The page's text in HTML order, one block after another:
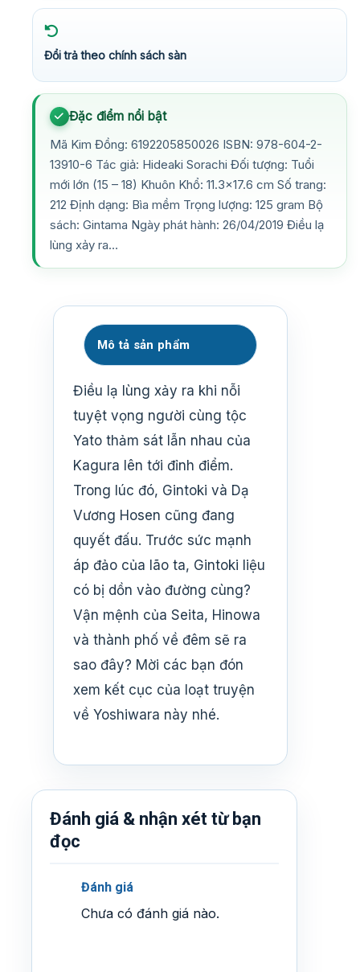
Đổi trả theo chính sách sàn
Đặc điểm nổi bật
Mã Kim Đồng: 6192205850026 ISBN: 978-604-2-
13910-6 Tác giả: Hideaki Sorachi Đối tượng: Tuổi
mới lớn (15 – 18) Khuôn Khổ: 11.3×17.6 cm Số trang:
212 Định dạng: Bìa mềm Trọng lượng: 125 gram Bộ
sách: Gintama Ngày phát hành: 26/04/2019 Điều lạ
lùng xảy ra…
Mô tả sản phẩm
Điều lạ lùng xảy ra khi nỗi
tuyệt vọng người cùng tộc
Yato thảm sát lẫn nhau của
Kagura lên tới đỉnh điểm.
Trong lúc đó, Gintoki và Dạ
Vương Hosen cũng đang
quyết đấu. Trước sức mạnh
áp đảo của lão ta, Gintoki liệu
có bị dồn vào đường cùng?
Vận mệnh của Seita, Hinowa
và thành phố về đêm sẽ ra
sao đây? Mời các bạn đón
xem kết cục của loạt truyện
về Yoshiwara này nhé.
Đánh giá & nhận xét từ bạn
đọc
Đánh giá
Chưa có đánh giá nào.